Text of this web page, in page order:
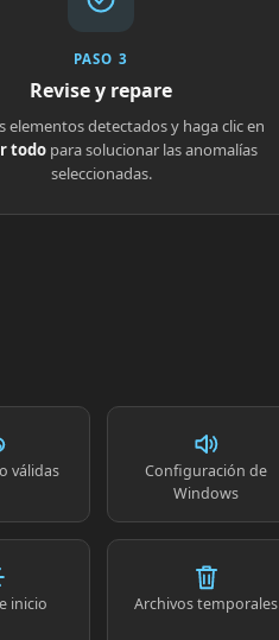
PASO 3
Revise y repare
elementos detectados y haga clic en
todo para solucionar las anomalías
seleccionadas.
válidas
Configuración de
Windows
inicio Archivos temporales